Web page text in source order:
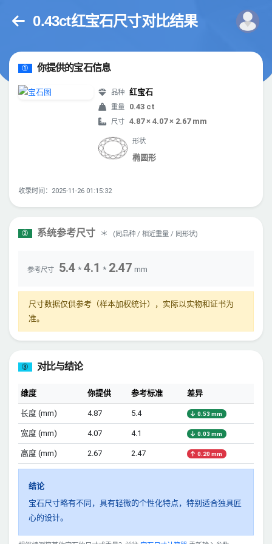
0.43ct红宝石尺寸对比结果
① 你提供的宝石信息
品种 红宝石
重量 0.43 ct
尺寸 4.87 × 4.07 × 2.67 mm
形状
椭圆形
收录时间：2025-11-26 01:15:32
② 系统参考尺寸 ＊ (同品种 / 相近重量 / 同形状)
参考尺寸 5.4 * 4.1 * 2.47 mm
尺寸数据仅供参考（样本加权统计），实际以实物和证书为
准。
③ 对比与结论
维度 你提供 参考标准 差异
长度 (mm) 4.87 5.4 0.53 mm
宽度 (mm) 4.07 4.1 0.03 mm
高度 (mm) 2.67 2.47 0.20 mm
结论
宝石尺寸略有不同，具有轻微的个性化特点，特别适合独具匠
心的设计。